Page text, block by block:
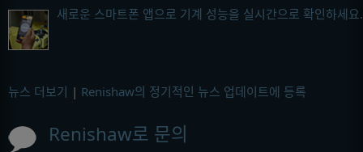
새로운 스마트폰 앱으로 기계 성능을 실시간으로 확인하세요.
뉴스 더보기 | Renishaw의 정기적인 뉴스 업데이트에 등록
Renishaw로 문의